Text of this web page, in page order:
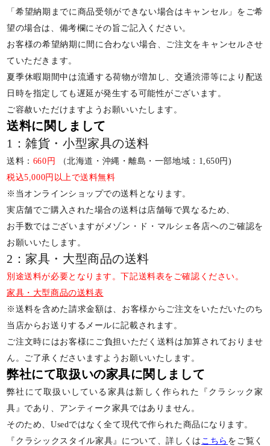
「希望納期までに商品受領ができない場合はキャンセル」をご希
望の場合は、備考欄にその旨ご記入ください。
お客様の希望納期に間に合わない場合、ご注文をキャンセルさせ
ていただきます。
夏季休暇期間中は流通する荷物が増加し、交通渋滞等により配送
日時を指定しても遅延が発生する可能性がございます。
ご容赦いただけますようお願いいたします。
送料に関しまして
1：雑貨・小型家具の送料
送料： 660円
（北海道・沖縄・離島・一部地域：1,650円)
税込5,000円以上で送料無料
※当オンラインショップでの送料となります。
実店舗でご購入された場合の送料は店舗毎で異なるため、
お手数ではございますがメゾン・ド・マルシェ各店へのご確認を
お願いいたします。
2：家具・大型商品の送料
別途送料が必要となります。下記送料表をご確認ください。
家具・大型商品の送料表
※送料を含めた請求金額は、お客様からご注文をいただいたのち
当店からお送りするメールに記載されます。
ご注文時にはお客様にご負担いただく送料は加算されておりませ
ん。ご了承くださいますようお願いいたします。
弊社にて取扱いの家具に関しまして
弊社にて取扱いしている家具は新しく作られた『クラシック家
具』であり、アンティーク家具ではありません。
そのため、Usedではなく全て現代で作られた商品になります。
『クラシックスタイル家具』について、詳しくは こちら をご覧く